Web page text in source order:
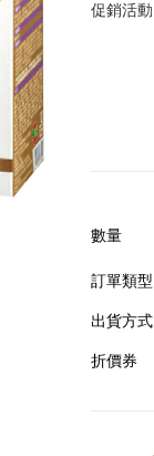
促銷活動
數量
訂單類型
出貨方式
折價券